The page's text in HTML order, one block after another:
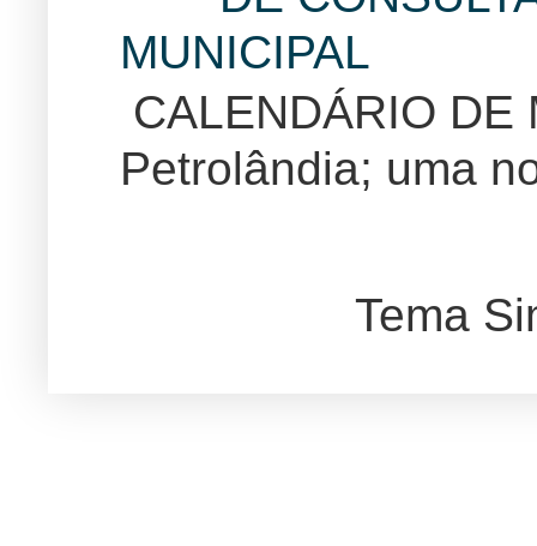
MUNICIPAL
CALENDÁRIO DE
Petrolândia; uma
Tema